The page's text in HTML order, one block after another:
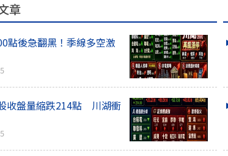
章
點後急翻黑！季線多空激
收盤量縮跌214點 川湖衝